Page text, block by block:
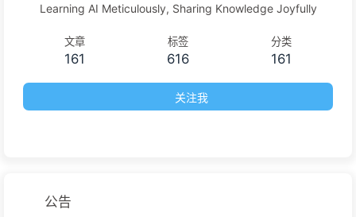
Learning AI Meticulously, Sharing Knowledge Joyfully
文章
161
标签
616
分类
161
关注我
公告